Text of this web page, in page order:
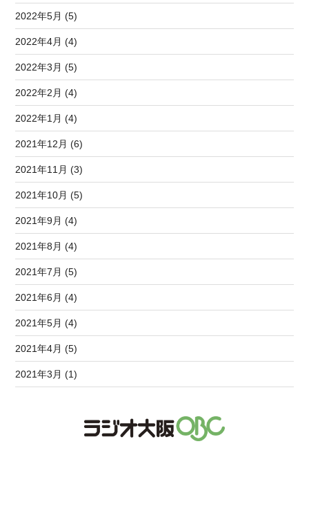
2022年5月 (5)
2022年4月 (4)
2022年3月 (5)
2022年2月 (4)
2022年1月 (4)
2021年12月 (6)
2021年11月 (3)
2021年10月 (5)
2021年9月 (4)
2021年8月 (4)
2021年7月 (5)
2021年6月 (4)
2021年5月 (4)
2021年4月 (5)
2021年3月 (1)